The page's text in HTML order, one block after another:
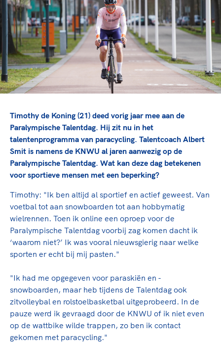
Sportonderzoek
Sportakkoord II
Game Changer
TeamNL kids
Nieuwspagina
Columns
Sport gaat niet vanzelf
Sport verenigt. Op sportclubs, pleintjes, tijdens
een rondje fietsen, door samen te skaten of naar
de sportschool te gaan. Door samen te juichen
Groot en het Nederlands Elftal. Of met trots te
genieten van de karatewedstrijd van je dochter,
de halve marathon van je moeder of de
hockeywedstrijd van je buurjongen.
Lees verder
Veilige en integere sport
Diversiteit en inclusie
Gezonde sportomgeving
Duurzaamheid
Bekwaam sportkader
Vitale clubs en bestuurlijk kader
Sportmatch
Clubacties
Handboek Wet- en Regelgeving
Opleidingen en trainingen
High5 Stappenplan
Ruimte voor sport
Clubondersteuning
Beroepskrachten
Samen voor een veilige
sportomgeving
Voor welk gedrag staat de club? Wat mag wel
langs de lijn, in de kleedkamer, kantine en online?
En wat mag vooral niet? Een gedragscode geeft
TeamNL Academie Kalender
Kennisaanbod TeamNL Experts
TeamNL Sport Science Centre
Paralympische Spelen LA28
Europese Spelen Istanbul 2027
Topsportbeleid
Topsportfinanciering
Maatschappelijke waarde topsport
Top teamsportcompetities
De TeamNL Academie
De TeamNL Academie biedt een leer- en
ontwikkelprogramma voor de volgende functies
binnen TeamNL programma's: experts, coaches,
bestuurders, (technisch) directeuren, managers en
toekomstig kader.
Lees verder
Timothy de Koning (21) deed vorig jaar mee aan de
Paralympische Talentdag. Hij zit nu in het
talentenprogramma van paracycling. Talentcoach Albert
Smit is namens de KNWU al jaren aanwezig op de
Paralympische Talentdag. Wat kan deze dag betekenen
voor sportieve mensen met een beperking?
Timothy: "Ik ben altijd al sportief en actief geweest. Van
voetbal tot aan snowboarden tot aan hobbymatig
wielrennen. Toen ik online een oproep voor de
Paralympische Talentdag voorbij zag komen dacht ik
‘waarom niet?’ Ik was vooral nieuwsgierig naar welke
sporten er echt bij mij pasten."
"Ik had me opgegeven voor paraskiën en -
snowboarden, maar heb tijdens de Talentdag ook
zitvolleybal en rolstoelbasketbal uitgeprobeerd. In de
pauze werd ik gevraagd door de KNWU of ik niet even
op de wattbike wilde trappen, zo ben ik contact
gekomen met paracycling."